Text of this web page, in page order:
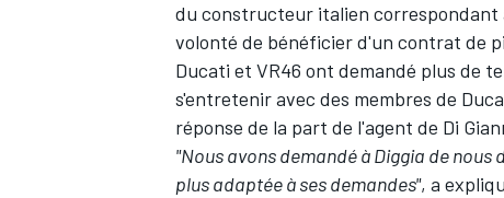
du constructeur italien
volonté de bénéficier d'un contrat de
Ducati et VR46 ont demandé plus de
s'entretenir avec des membres de
réponse de la part de l'agent de Di
"Nous avons demandé à Diggia de
plus adaptée à ses demandes", a